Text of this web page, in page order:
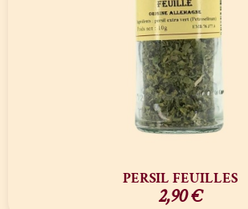
PERSIL FEUILLES
2,90€